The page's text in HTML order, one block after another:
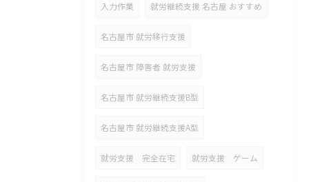
入力作業 就労継続支援 名古屋 おすすめ
名古屋市 就労移行支援
名古屋市 障害者 就労支援
名古屋市 就労継続支援B型
名古屋市 就労継続支援A型
就労支援 完全在宅 就労支援 ゲーム